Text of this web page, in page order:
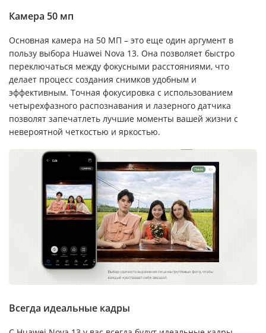
Камера 50 мп
Основная камера на 50 МП – это еще один аргумент в
пользу выбора Huawei Nova 13. Она позволяет быстро
переключаться между фокусными расстояниями, что
делает процесс создания снимков удобным и
эффективным. Точная фокусировка с использованием
четырехфазного распознавания и лазерного датчика
позволят запечатлеть лучшие моменты вашей жизни с
невероятной четкостью и яркостью.
Всегда идеальные кадры